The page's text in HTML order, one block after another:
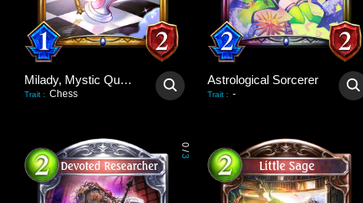
Milady, Mystic Queen
Trait : Chess
Astrological Sorcerer
Trait : -
0
/
3